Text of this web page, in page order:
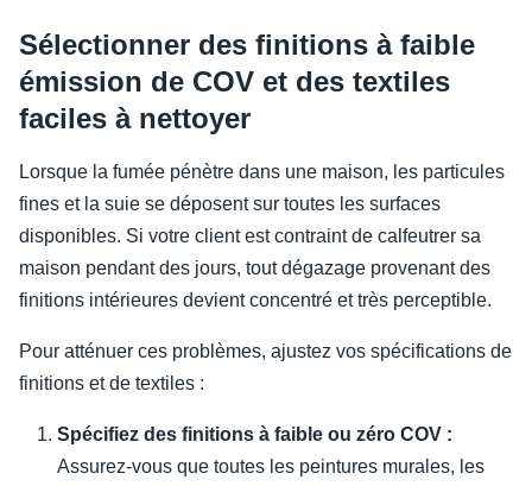
Sélectionner des finitions à faible
émission de COV et des textiles
faciles à nettoyer
Lorsque la fumée pénètre dans une maison, les particules
fines et la suie se déposent sur toutes les surfaces
disponibles. Si votre client est contraint de calfeutrer sa
maison pendant des jours, tout dégazage provenant des
finitions intérieures devient concentré et très perceptible.
Pour atténuer ces problèmes, ajustez vos spécifications de
finitions et de textiles :
Spécifiez des finitions à faible ou zéro COV :
Assurez-vous que toutes les peintures murales, les